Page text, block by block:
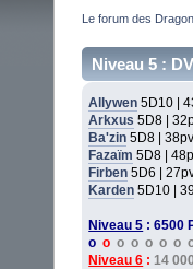
Le forum des
Niveau 5 :
Allywen 5D10 |
Arkxus 5D8 |
Ba'zin 5D8 | 38pv
Fazaïm 5D8 |
Firben 5D6 |
Karden 5D10 |
Niveau 5 : 6500
oo o o o o o
Niveau 6 : 14